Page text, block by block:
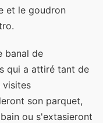
et le goudron
banal de
qui a attiré tant de
visites
son parquet,
ou s'extasieront